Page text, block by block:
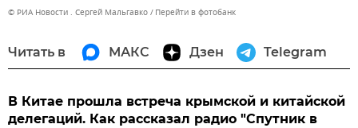
© РИА Новости . Сергей Мальгавко Перейти в фотобанк
Читать в МАКС Дзен Telegram
В Китае прошла встреча крымской и китайской
делегаций. Как рассказал радио "Спутник в